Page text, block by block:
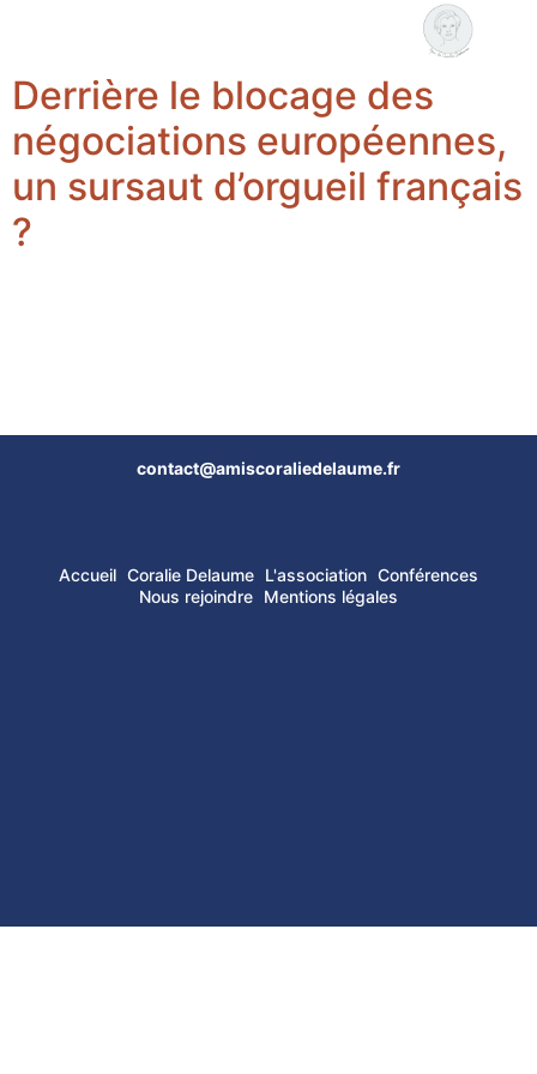
Derrière le blocage des
négociations européennes,
un sursaut d’orgueil français
?
contact@amiscoraliedelaume.fr
Accueil Coralie Delaume L'association Conférences
Nous rejoindre Mentions légales